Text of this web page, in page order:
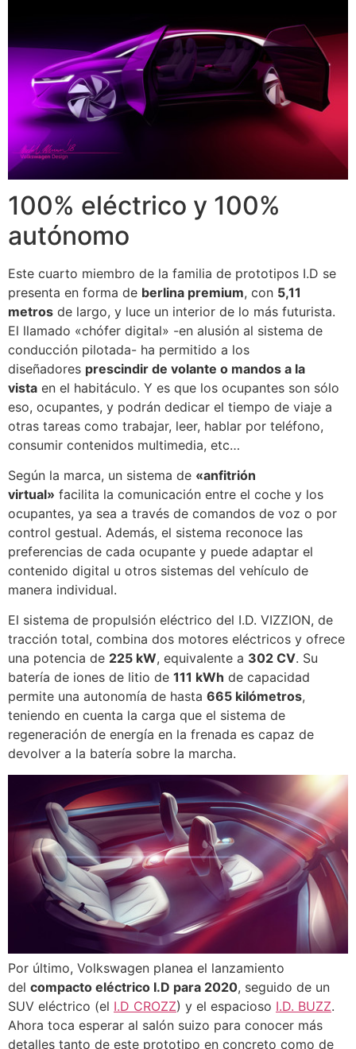
100% eléctrico y 100%
autónomo
Este cuarto miembro de la familia de prototipos I.D se
presenta en forma de berlina premium, con 5,11
metros de largo, y luce un interior de lo más futurista.
El llamado «chófer digital» -en alusión al sistema de
conducción pilotada- ha permitido a los
diseñadores prescindir de volante o mandos a la
vista en el habitáculo. Y es que los ocupantes son sólo
eso, ocupantes, y podrán dedicar el tiempo de viaje a
otras tareas como trabajar, leer, hablar por teléfono,
consumir contenidos multimedia, etc…
Según la marca, un sistema de «anfitrión
virtual» facilita la comunicación entre el coche y los
ocupantes, ya sea a través de comandos de voz o por
control gestual. Además, el sistema reconoce las
preferencias de cada ocupante y puede adaptar el
contenido digital u otros sistemas del vehículo de
manera individual.
El sistema de propulsión eléctrico del I.D. VIZZION, de
tracción total, combina dos motores eléctricos y ofrece
una potencia de 225 kW, equivalente a 302 CV. Su
batería de iones de litio de 111 kWh de capacidad
permite una autonomía de hasta 665 kilómetros,
teniendo en cuenta la carga que el sistema de
regeneración de energía en la frenada es capaz de
devolver a la batería sobre la marcha.
Por último, Volkswagen planea el lanzamiento
del compacto eléctrico I.D para 2020, seguido de un
SUV eléctrico (el I.D CROZZ) y el espacioso I.D. BUZZ.
Ahora toca esperar al salón suizo para conocer más
detalles tanto de este prototipo en concreto como de